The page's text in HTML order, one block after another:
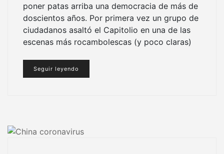
poner patas arriba una democracia de más de
doscientos años. Por primera vez un grupo de
ciudadanos asaltó el Capitolio en una de las
escenas más rocambolescas (y poco claras)
Seguir leyendo